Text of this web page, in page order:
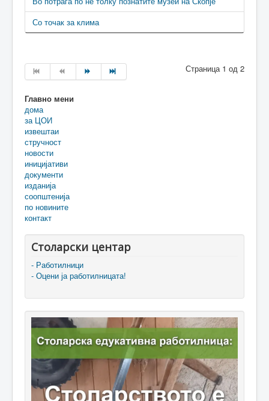
Со точак за клима
Страница 1 од 2
Главно мени
дома
за ЦОИ
извештаи
стручност
новости
иницијативи
документи
изданија
соопштенија
по новините
контакт
Столарски центар
- Работилници
- Оцени ја работилницата!